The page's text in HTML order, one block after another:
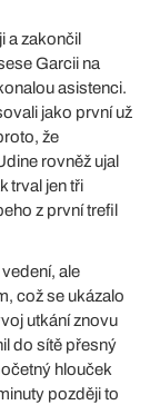
a zakončil
Garcii na
asistenci.
jako první už
že
rovněž ujal
trval jen tři
z první trefil
ale
což se ukázalo
utkání znovu
do sítě přesný
hlouček
později to